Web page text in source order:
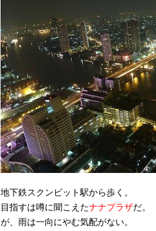
地下鉄スクンビット駅から歩く。
目指すは噂に聞こえたナナプラザだ。
が、雨は一向にやむ気配がない。